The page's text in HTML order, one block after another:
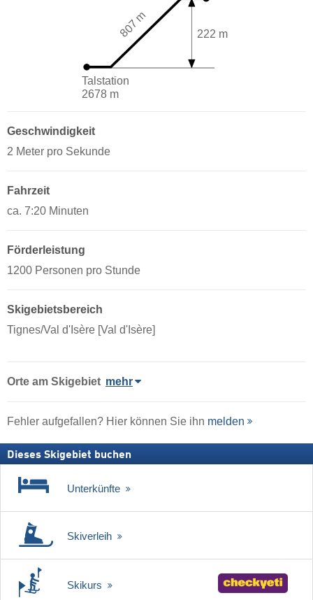
Talstation
2678 m
222 m
807 m
Geschwindigkeit
2 Meter pro Sekunde
Fahrzeit
ca. 7:20 Minuten
Förderleistung
1200 Personen pro Stunde
Skigebietsbereich
Tignes/​Val d'Isère [Val d'Isère]
Orte am Skigebiet mehr
Fehler aufgefallen? Hier können Sie ihn melden
Dieses Skigebiet buchen
Unterkünfte
Skiverleih
Skikurs